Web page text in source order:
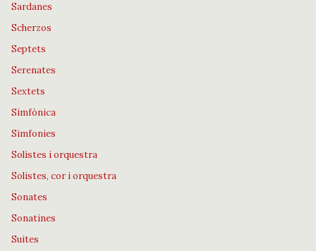
Sardanes
Scherzos
Septets
Serenates
Sextets
Simfònica
Simfonies
Solistes i orquestra
Solistes, cor i orquestra
Sonates
Sonatines
Suites